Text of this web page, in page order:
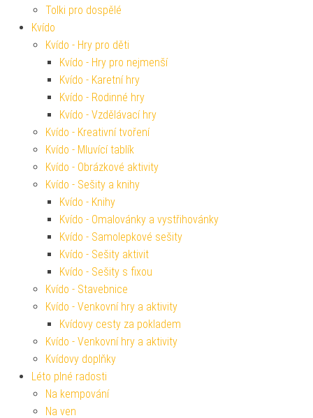
Tolki pro dospělé
Kvído
Kvído - Hry pro děti
Kvído - Hry pro nejmenší
Kvído - Karetní hry
Kvído - Rodinné hry
Kvído - Vzdělávací hry
Kvído - Kreativní tvoření
Kvído - Mluvící tablík
Kvído - Obrázkové aktivity
Kvído - Sešity a knihy
Kvído - Knihy
Kvído - Omalovánky a vystřihovánky
Kvído - Samolepkové sešity
Kvído - Sešity aktivit
Kvído - Sešity s fixou
Kvído - Stavebnice
Kvído - Venkovní hry a aktivity
Kvídovy cesty za pokladem
Kvído - Venkovní hry a aktivity
Kvídovy doplňky
Léto plné radosti
Na kempování
Na ven